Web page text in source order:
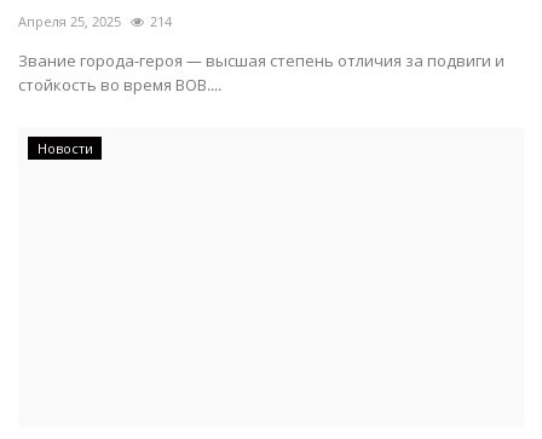
Апреля 25, 2025 214
Звание города-героя — высшая степень отличия за подвиги и
стойкость во время ВОВ....
Новости